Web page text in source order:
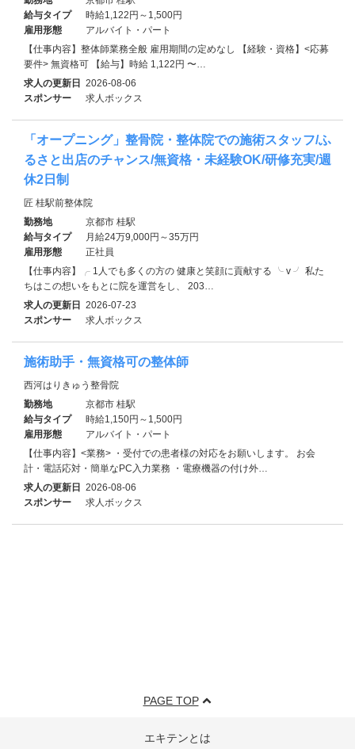
給与タイプ
時給1,122円～1,500円
雇用形態
アルバイト・パート
【仕事内容】整体師業務全般 雇用期間の定めなし 【経験・資格】<応募
要件> 無資格可 【給与】時給 1,122円 〜…
求人の更新日 2026-08-06
スポンサー
求人ボックス
「オープニング」整骨院・整体院での施術スタッフ/ふ
るさと出店のチャンス/無資格・未経験OK/研修充実/週
休2日制
匠 桂駅前整体院
勤務地
京都市 桂駅
給与タイプ
月給24万9,000円～35万円
雇用形態
正社員
【仕事内容】╭ 1人でも多くの方の 健康と笑顔に貢献する ╰ v ╯ 私た
ちはこの想いをもとに院を運営をし、 203…
求人の更新日 2026-07-23
スポンサー
求人ボックス
施術助手・無資格可の整体師
西河はりきゅう整骨院
勤務地
京都市 桂駅
給与タイプ
時給1,150円～1,500円
雇用形態
アルバイト・パート
【仕事内容】<業務> ・受付での患者様の対応をお願いします。 お会
計・電話応対・簡単なPC入力業務 ・電療機器の付け外…
求人の更新日 2026-08-06
スポンサー
求人ボックス
PAGE TOP
エキテンとは